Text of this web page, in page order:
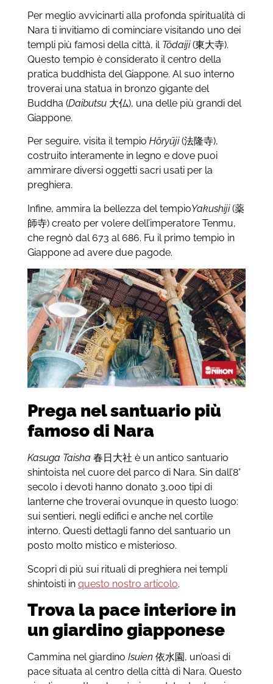
Per meglio avvicinarti alla profonda spiritualità di
Nara ti invitiamo di cominciare visitando uno dei
templi più famosi della città, il Tōdaiji(東大寺).
Questo tempio è considerato il centro della
pratica buddhista del Giappone. Al suo interno
troverai una statua in bronzo gigante del
Buddha (Daibutsu大仏), una delle più grandi del
Giappone.
Per seguire, visita il tempio Hōryūji(法隆寺),
costruito interamente in legno e dove puoi
ammirare diversi oggetti sacri usati per la
preghiera.
Infine, ammira la bellezza del tempioYakushiji(薬
師寺) creato per volere dell’imperatore Tenmu,
che regnò dal 673 al 686. Fu il primo tempio in
Giappone ad avere due pagode.
Prega nel santuario più
famoso di Nara
Kasuga Taisha 春日大社 è un antico santuario
shintoista nel cuore del parco di Nara. Sin dall’8°
secolo i devoti hanno donato 3,000 tipi di
lanterne che troverai ovunque in questo luogo:
sui sentieri, negli edifici e anche nel cortile
interno. Questi dettagli fanno del santuario un
posto molto mistico e misterioso.
Scopri di più sui rituali di preghiera nei templi
shintoisti in questo nostro articolo.
Trova la pace interiore in
un giardino giapponese
Cammina nel giardino Isuien 依水園, un’oasi di
pace situata al centro della città di Nara. Questo